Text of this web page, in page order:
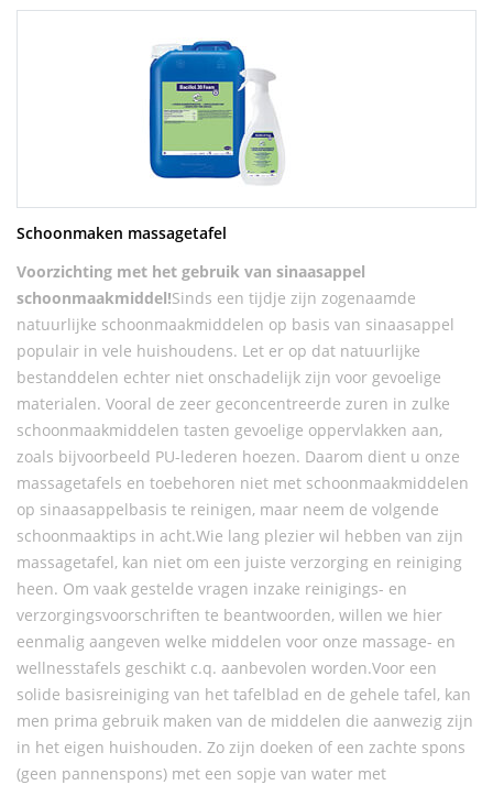
Schoonmaken massagetafel
Voorzichting met het gebruik van sinaasappel
schoonmaakmiddel!Sinds een tijdje zijn zogenaamde
natuurlijke schoonmaakmiddelen op basis van sinaasappel
populair in vele huishoudens. Let er op dat natuurlijke
bestanddelen echter niet onschadelijk zijn voor gevoelige
materialen. Vooral de zeer geconcentreerde zuren in zulke
schoonmaakmiddelen tasten gevoelige oppervlakken aan,
zoals bijvoorbeeld PU-lederen hoezen. Daarom dient u onze
massagetafels en toebehoren niet met schoonmaakmiddelen
op sinaasappelbasis te reinigen, maar neem de volgende
schoonmaaktips in acht.Wie lang plezier wil hebben van zijn
massagetafel, kan niet om een juiste verzorging en reiniging
heen. Om vaak gestelde vragen inzake reinigings- en
verzorgingsvoorschriften te beantwoorden, willen we hier
eenmalig aangeven welke middelen voor onze massage- en
wellnesstafels geschikt c.q. aanbevolen worden.Voor een
solide basisreiniging van het tafelblad en de gehele tafel, kan
men prima gebruik maken van de middelen die aanwezig zijn
in het eigen huishouden. Zo zijn doeken of een zachte spons
(geen pannenspons) met een sopje van water met